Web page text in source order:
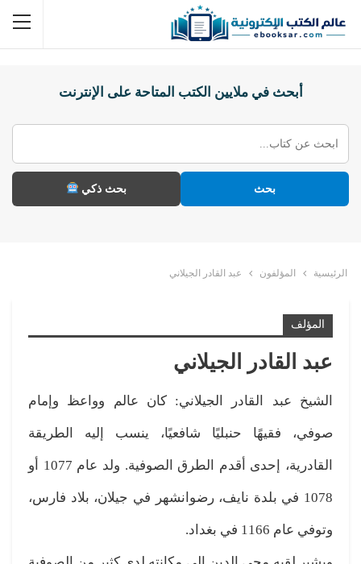
أبحث في ملايين الكتب المتاحة على الإنترنت
بحث بحث ذكي
الرئيسية المؤلفون عبد القادر الجيلاني
المؤلف
عبد القادر الجيلاني
الشيخ عبد القادر الجيلاني: كان عالم وواعظ وإمام
صوفي، فقيهًا حنبليًا شافعيًا، ينسب إليه الطريقة
القادرية، إحدى أقدم الطرق الصوفية. ولد عام 1077 أو
1078 في بلدة نايف، رضوانشهر في جيلان، بلاد فارس،
وتوفي عام 1166 في بغداد.